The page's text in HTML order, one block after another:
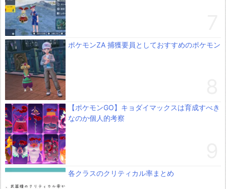
ポケモンZA 捕獲要員としておすすめのポケモン
【ポケモンGO】キョダイマックスは育成すべき
なのか個人的考察
各クラスのクリティカル率まとめ